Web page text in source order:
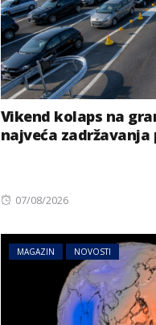
Vikend kolaps na
najveća zadržavanja
Posted
07/08/2026
MAGAZIN NOVOSTI